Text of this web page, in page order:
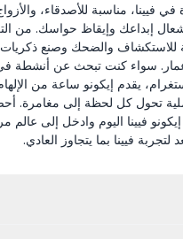
مناسبة للأصدقاء،
صممت لإشعال إبداعك وإيقاظ حواسك.
للاستكشاف والضحك وصنع ذكريات
سواء كنت تبحث عن أنشطة
يقدم إيكونو ساعة من
تحول كل لحظة إلى مغامرة.
فيينا اليوم وادخل إلى عالم
فيينا بما يتجاوز العادي.